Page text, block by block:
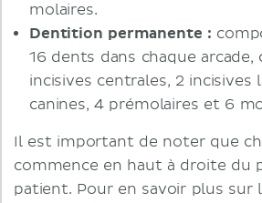
molaires.
Dentition permanente :
16 dents dans chaque
incisives centrales, 2 incisives
canines, 4 prémolaires et 6
Il est important de noter que
commence en haut à droite du
patient. Pour en savoir plus sur